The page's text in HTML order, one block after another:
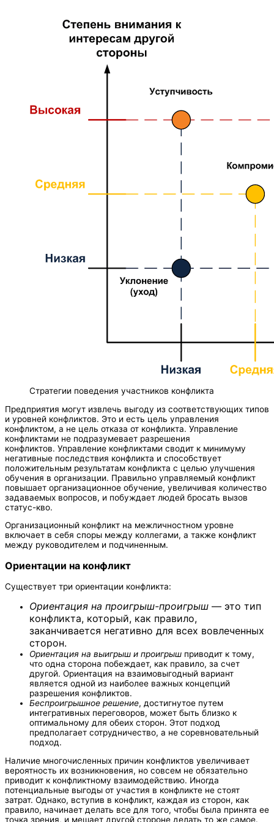
Стратегии поведения участников конфликта
Предприятия могут извлечь выгоду из соответствующих типов
и уровней конфликтов. Это и есть цель управления
конфликтом, а не цель отказа от конфликта. Управление
конфликтами не подразумевает разрешения
конфликтов. Управление конфликтами сводит к минимуму
негативные последствия конфликта и способствует
положительным результатам конфликта с целью улучшения
обучения в организации. Правильно управляемый конфликт
повышает организационное обучение, увеличивая количество
задаваемых вопросов, и побуждает людей бросать вызов
статус-кво.
Организационный конфликт на межличностном уровне
включает в себя споры между коллегами, а также конфликт
между руководителем и подчиненным.
Ориентации на конфликт
Существует три ориентации конфликта:
Ориентация на проигрыш-проигрыш — это тип
конфликта, который, как правило,
заканчивается негативно для всех вовлеченных
сторон.
Ориентация на выигрыш и проигрыш приводит к тому,
что одна сторона побеждает, как правило, за счет
другой. Ориентация на взаимовыгодный вариант
является одной из наиболее важных концепций
разрешения конфликтов.
Беспроигрышное решение, достигнутое путем
интегративных переговоров, может быть близко к
оптимальному для обеих сторон. Этот подход
предполагает сотрудничество, а не соревновательный
подход.
Наличие многочисленных причин конфликтов увеличивает
вероятность их возникновения, но совсем не обязательно
приводит к конфликтному взаимодействию. Иногда
потенциальные выгоды от участия в конфликте не стоят
затрат. Однако, вступив в конфликт, каждая из сторон, как
правило, начинает делать все для того, чтобы была принята ее
точка зрения, и мешает другой стороне делать то же самое.